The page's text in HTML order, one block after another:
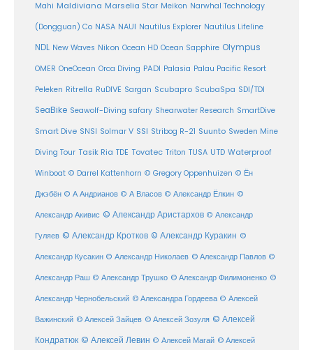
Mahi Maldiviana Marselia Star Meikon Narwhal Technology
(Dongguan) Co NASA NAUI Nautilus Explorer Nautilus Lifeline
NDL New Waves Nikon Ocean HD Ocean Sapphire Olympus
OMER OneOcean Orca Diving PADI Palasia Palau Pacific Resort
Peleken Ritrella RuDIVE Sargan Scubapro ScubaSpa SDI/TDI
SeaBike Seawolf-Diving safary Shearwater Research SmartDive
Smart Dive SNSI Solmar V SSI Stribog R-21 Suunto Sweden Mine
Diving Tour Tasik Ria TDE Tovatec Triton TUSA UTD Waterproof
Winboat © Darrel Kattenhorn © Gregory Oppenhuizen © Ён
Джэбён © А Андрианов © А Власов © Александр Ёлкин ©
Александр Акивис © Александр Аристархов © Александр
Гуляев © Александр Кротков © Александр Куракин ©
Александр Кусакин © Александр Николаев © Александр Павлов ©
Александр Раш © Александр Трушко © Александр Филимоненко ©
Александр Чернобельский © Александра Гордеева © Алексей
Важинский © Алексей Зайцев © Алексей Зозуля © Алексей
Кондратюк © Алексей Левин © Алексей Магай © Алексей